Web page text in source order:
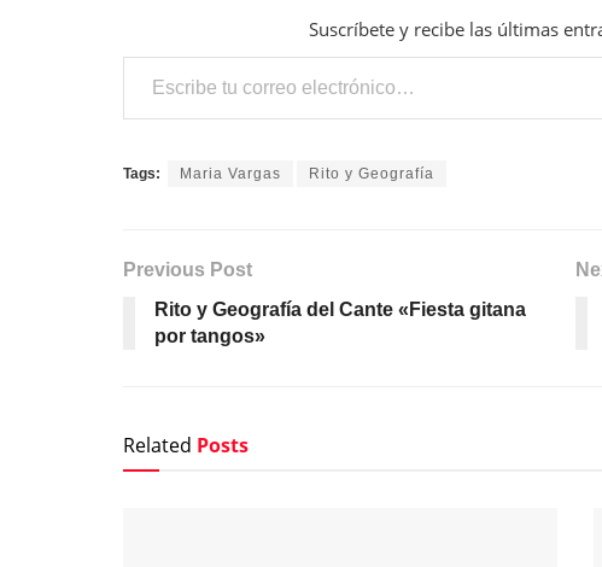
Suscríbete y recibe las últimas
Escribe tu correo electrónico…
Tags: Maria Vargas Rito y Geografía
Previous Post
Rito y Geografía del Cante «Fiesta gitana
por tangos»
Related Posts